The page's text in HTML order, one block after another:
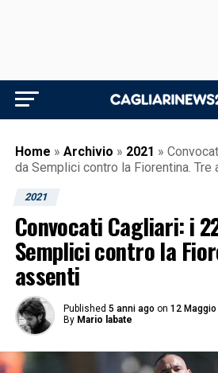
Home » Archivio » 2021 »
da Semplici contro la Fiorentina. Tre
2021
Convocati Cagliari: i
Semplici contro la
assenti
Published 5 anni ago on 12 Maggio
By Mario labate